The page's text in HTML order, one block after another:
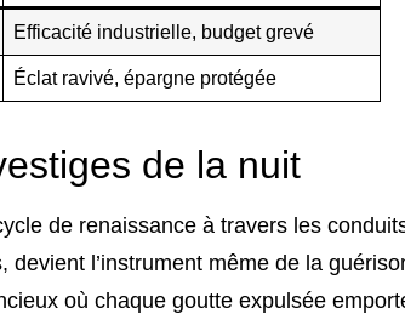
Efficacité industrielle, budget grevé
Éclat ravivé, épargne protégée
de la nuit
de renaissance à travers les
l’instrument même de la
où chaque goutte expulsée